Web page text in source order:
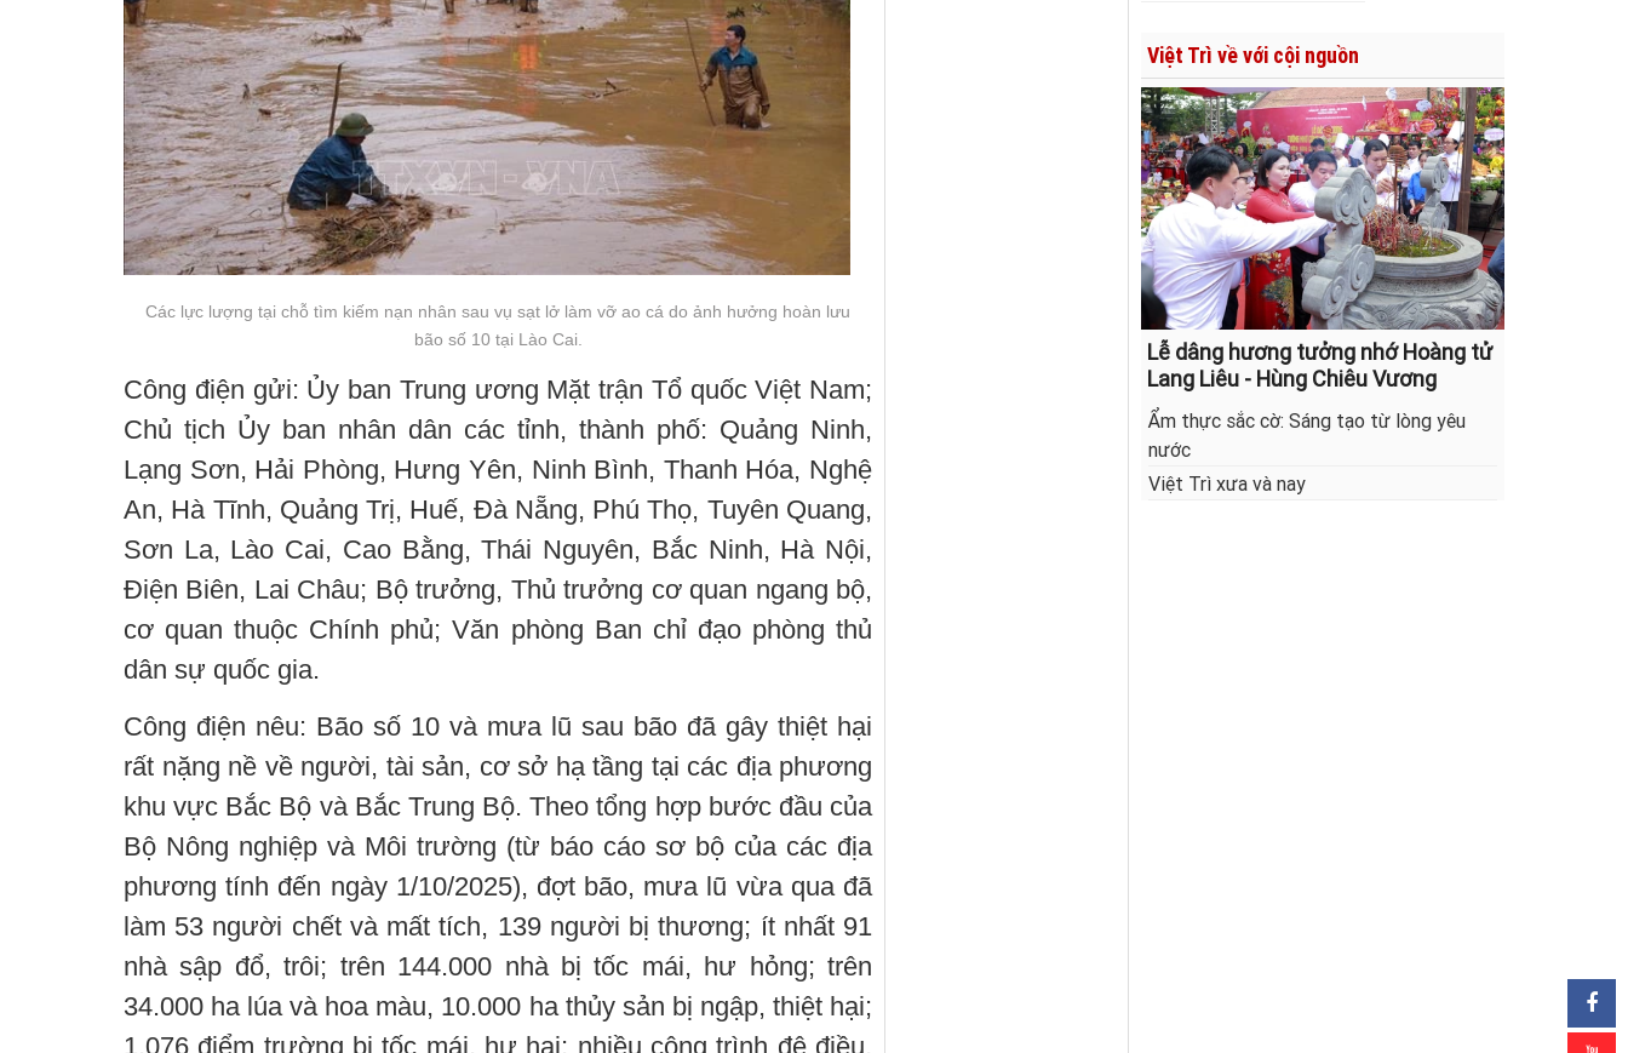
Các lực lượng tại chỗ tìm kiếm nạn nhân sau vụ sạt lở làm vỡ ao cá do ảnh hưởng hoàn lưu
bão số 10 tại Lào Cai.
Công điện gửi: Ủy ban Trung ương Mặt trận Tổ quốc Việt Nam;
Chủ tịch Ủy ban nhân dân các tỉnh, thành phố: Quảng Ninh,
Lạng Sơn, Hải Phòng, Hưng Yên, Ninh Bình, Thanh Hóa, Nghệ
An, Hà Tĩnh, Quảng Trị, Huế, Đà Nẵng, Phú Thọ, Tuyên Quang,
Sơn La, Lào Cai, Cao Bằng, Thái Nguyên, Bắc Ninh, Hà Nội,
Điện Biên, Lai Châu; Bộ trưởng, Thủ trưởng cơ quan ngang bộ,
cơ quan thuộc Chính phủ; Văn phòng Ban chỉ đạo phòng thủ
dân sự quốc gia.
Công điện nêu: Bão số 10 và mưa lũ sau bão đã gây thiệt hại
rất nặng nề về người, tài sản, cơ sở hạ tầng tại các địa phương
khu vực Bắc Bộ và Bắc Trung Bộ. Theo tổng hợp bước đầu của
Bộ Nông nghiệp và Môi trường (từ báo cáo sơ bộ của các địa
phương tính đến ngày 1/10/2025), đợt bão, mưa lũ vừa qua đã
làm 53 người chết và mất tích, 139 người bị thương; ít nhất 91
nhà sập đổ, trôi; trên 144.000 nhà bị tốc mái, hư hỏng; trên
34.000 ha lúa và hoa màu, 10.000 ha thủy sản bị ngập, thiệt hại;
1.076 điểm trường bị tốc mái, hư hại; nhiều công trình đê điều,
Việt Trì về với cội nguồn
Lễ dâng hương tưởng nhớ Hoàng tử
Lang Liêu - Hùng Chiêu Vương
Ẩm thực sắc cờ: Sáng tạo từ lòng yêu
nước
Việt Trì xưa và nay